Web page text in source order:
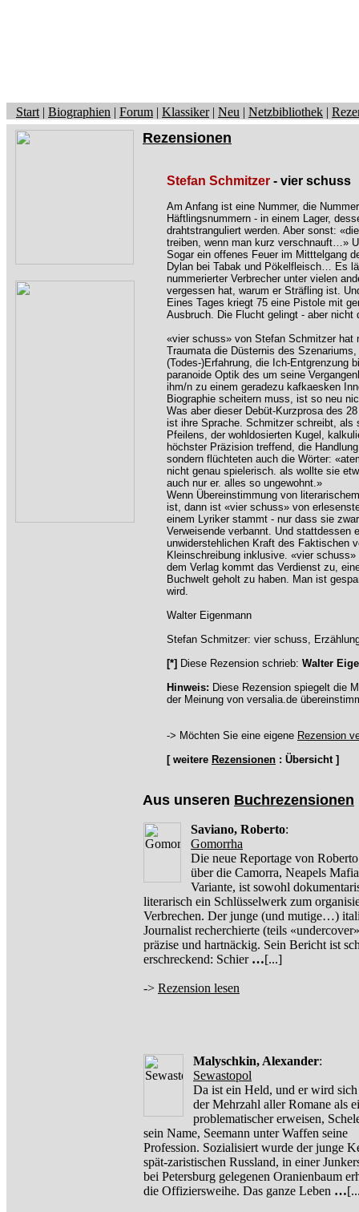
Start | Biographien | Forum | Klassiker| Neu | Netzbibliothek |
Rezensionen
Stefan Schmitzer - vier schuss
Am Anfang ist eine Nummer, die
Häftlingsnummern - in einem Lager,
drahtstranguliert werden. Aber sonst:
treiben, wenn man kurz verschnauft…»
Sogar ein offenes Feuer im Mitttelgang
Dylan bei Tabak und Pökelfleisch… Es
nummerierter Verbrecher unter vielen
vergessen hat, warum er Sträfling ist.
Eines Tages kriegt 75 eine Pistole mit
Ausbruch. Die Flucht gelingt - aber
«vier schuss» von Stefan Schmitzer hat
Traumata die Düsternis des
(Todes-)Erfahrung, die Ich-Entgrenzung
paranoide Optik des um seine
ihm/n zu einem geradezu kafkaesken
Biographie scheitern muss, ist so neu
Was aber dieser Debüt-Kurzprosa des
ist ihre Sprache. Schmitzer schreibt,
Pfeilens, der wohldosierten Kugel,
höchster Präzision treffend, die
sondern flüchteten auch die Wörter:
nicht genau spielerisch. als wollte sie
auch nur er. alles so ungewohnt.»
Wenn Übereinstimmung von
ist, dann ist «vier schuss» von
einem Lyriker stammt - nur dass sie
Verweisende verbannt. Und stattdessen
unwiderstehlichen Kraft des Faktischen
Kleinschreibung inklusive. «vier
dem Verlag kommt das Verdienst zu,
Buchwelt geholt zu haben. Man ist
wird.
Walter Eigenmann
Stefan Schmitzer: vier schuss,
[*] Diese Rezension schrieb: Walter
Hinweis: Diese Rezension spiegelt die
der Meinung von versalia.de
-> Möchten Sie eine eigene Rezension
[ weitere Rezensionen : Übersicht ]
Aus unseren Buchrezensionen
Saviano, Roberto:
Gomorrha
Die neue Reportage von
über die Camorra, Neapels
Variante, ist sowohl
literarisch ein Schlüsselwerk zum
Verbrechen. Der junge (und mutige…)
Journalist recherchierte (teils
präzise und hartnäckig. Sein Bericht ist
erschreckend: Schier …[...]
-> Rezension lesen
Malyschkin, Alexander:
Sewastopol
Da ist ein Held, und er wird
der Mehrzahl aller Romane als
problematischer erweisen,
sein Name, Seemann unter Waffen seine
Profession. Sozialisiert wurde der junge
spät-zaristischen Russland, in einer
bei Petersburg gelegenen Oranienbaum
die Offiziersweihe. Das ganze Leben …